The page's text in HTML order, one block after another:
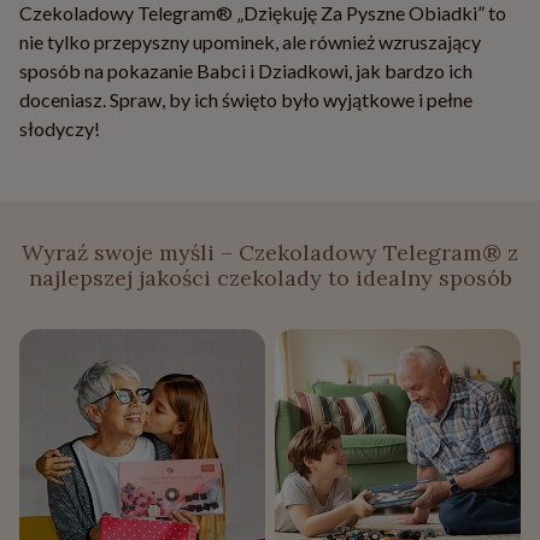
Czekoladowy Telegram® „Dziękuję Za Pyszne Obiadki” to
nie tylko przepyszny upominek, ale również wzruszający
sposób na pokazanie Babci i Dziadkowi, jak bardzo ich
doceniasz. Spraw, by ich święto było wyjątkowe i pełne
słodyczy!
Wyraź swoje myśli – Czekoladowy Telegram® z
najlepszej jakości czekolady to idealny sposób